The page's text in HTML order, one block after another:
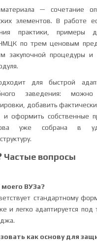
— сочетание
элементов. В работе
практики, примеры
по трем ценовым
закупочной процедуры
для быстрой
заведения: можно
добавить
и оформить собственные
уже собрана в
Частые вопросы
ВУЗа?
стандартному
и легко адаптируется под
как основу для